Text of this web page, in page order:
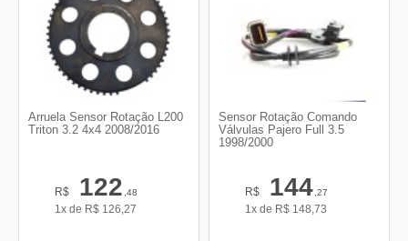
Arruela Sensor Rotação L200
Triton 3.2 4x4 2008/2016
R$ 122,48
1x de R$ 126,27
Sensor Rotação Comando
Válvulas Pajero Full 3.5
1998/2000
R$ 144,27
1x de R$ 148,73